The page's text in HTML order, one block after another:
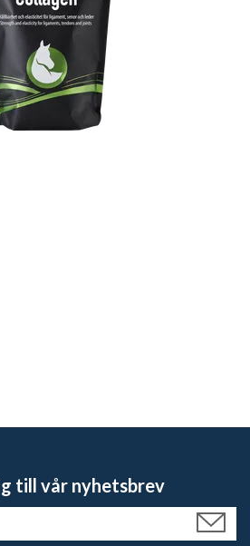
till vår nyhetsbrev